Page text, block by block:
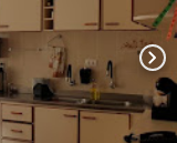
chevron_right